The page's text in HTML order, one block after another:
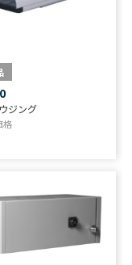
ジング
格